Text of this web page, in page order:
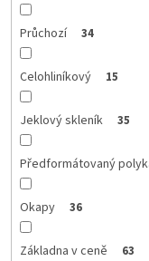
Průchozí 34
Celohliníkový 15
Jeklový skleník 35
Předformátovaný
Okapy 36
Základna v ceně 63